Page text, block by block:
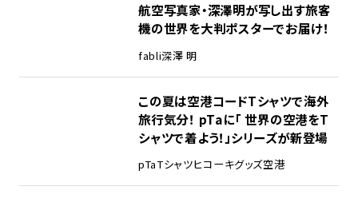
航空写真家・深澤明が写し出す旅客
機の世界を大判ポスターでお届け！
fabli深澤 明
この夏は空港コードTシャツで海外
旅行気分！ pTaに「 世界の空港をT
シャツで着よう！」シリーズが新登場
pTaTシャツヒコーキグッズ空港